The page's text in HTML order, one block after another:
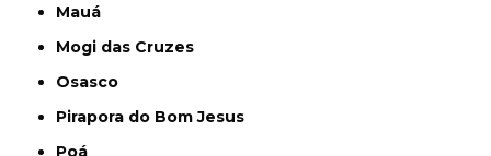
Mauá
Mogi das Cruzes
Osasco
Pirapora do Bom Jesus
Poá